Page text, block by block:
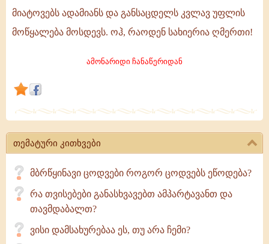
მიატოვებს ადამიანს და განსაცდელს კვლავ უფლის
მოწყალება მოსდევს. ოჰ, რაოდენ სახიერია ღმერთი!
ამონარიდი ჩანაწერიდან
თემატური კითხვები
მბრწყინავი ცოდვები როგორ ცოდვებს ეწოდება?
რა თვისებები განასხვავებთ ამპარტავანთ და
თავმდაბალთ?
ვისი დამსახურებაა ეს, თუ არა ჩემი?